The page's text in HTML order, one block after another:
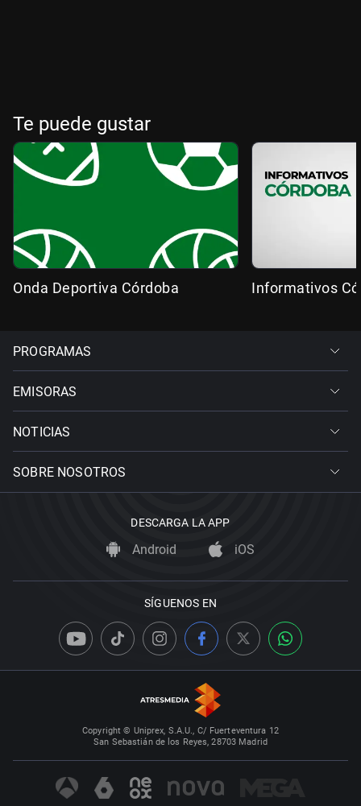
Te puede gustar
Onda Deportiva Córdoba Informativos
PROGRAMAS
EMISORAS
NOTICIAS
SOBRE NOSOTROS
DESCARGA LA APP
Android iOS
SÍGUENOS EN
Copyright © Uniprex, S.A.U., C/ Fuerteventura 12
San Sebastián de los Reyes, 28703 Madrid